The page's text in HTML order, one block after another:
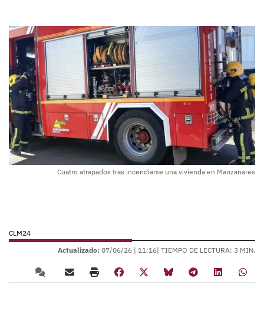
Cuatro atrapados tras incendiarse una vivienda en Manzanares
CLM24
Actualizado: 07/06/26 | 11:16| TIEMPO DE LECTURA: 3 MIN.